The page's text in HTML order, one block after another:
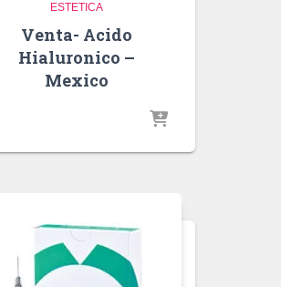
ESTETICA
Venta- Acido
Hialuronico –
Mexico